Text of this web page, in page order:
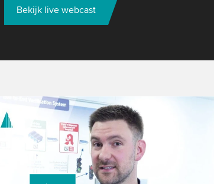
Bekijk live webcast
to load the YouTube Video service!
to embed video content that may collect
Please review the details and accept the service